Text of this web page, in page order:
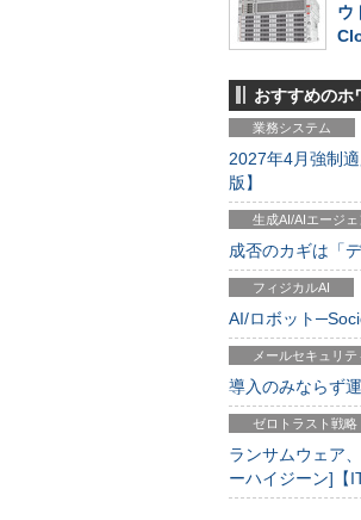
ウ
おすすめのホ
業務システム
2027年4月強制
版】
生成AI/AIエージェ
成否のカギは「
フィジカルAI
AI/ロボット
メールセキュリテ
導入のみならず
ゼロトラスト戦略
ランサムウェア
ーハイジーン]【